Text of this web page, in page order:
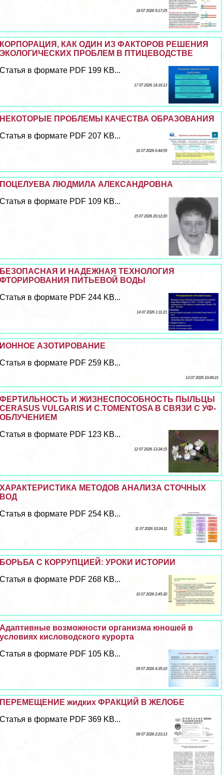
18 07 2026 9:17:25
КОРПОРАЦИЯ, КАК ОДИН ИЗ ФАКТОРОВ РЕШЕНИЯ
ЭКОЛОГИЧЕСКИХ ПРОБЛЕМ В ПТИЦЕВОДСТВЕ
Статья в формате PDF 199 KB...
17 07 2026 14:16:13
НЕКОТОРЫЕ ПРОБЛЕМЫ КАЧЕСТВА ОБРАЗОВАНИЯ
Статья в формате PDF 207 KB...
16 07 2026 0:44:55
ПОЦЕЛУЕВА ЛЮДМИЛА АЛЕКСАНДРОВНА
Статья в формате PDF 109 KB...
15 07 2026 20:12:20
БЕЗОПАСНАЯ И НАДЕЖНАЯ ТЕХНОЛОГИЯ
ФТОРИРОВАНИЯ ПИТЬЕВОЙ ВОДЫ
Статья в формате PDF 244 KB...
14 07 2026 1:11:21
ИОННОЕ АЗОТИРОВАНИЕ
Статья в формате PDF 259 KB...
13 07 2026 10:49:21
ФЕРТИЛЬНОСТЬ И ЖИЗНЕСПОСОБНОСТЬ ПЫЛЬЦЫ
CERASUS VULGARIS И C.TOMENTOSA В СВЯЗИ С УФ-
ОБЛУЧЕНИЕМ
Статья в формате PDF 123 KB...
12 07 2026 13:34:15
ХАРАКТЕРИСТИКА МЕТОДОВ АНАЛИЗА СТОЧНЫХ
ВОД
Статья в формате PDF 254 KB...
11 07 2026 10:24:11
БОРЬБА С КОРРУПЦИЕЙ: УРОКИ ИСТОРИИ
Статья в формате PDF 268 KB...
10 07 2026 2:45:30
Адаптивные возможности организма юношей в
условиях кисловодского курорта
Статья в формате PDF 105 KB...
09 07 2026 4:35:10
ПЕРЕМЕЩЕНИЕ жидких ФРАКЦИЙ В ЖЕЛОБЕ
Статья в формате PDF 369 KB...
08 07 2026 2:23:13